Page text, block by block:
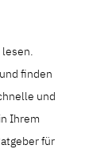
lesen.
finden
und
Ihrem
für